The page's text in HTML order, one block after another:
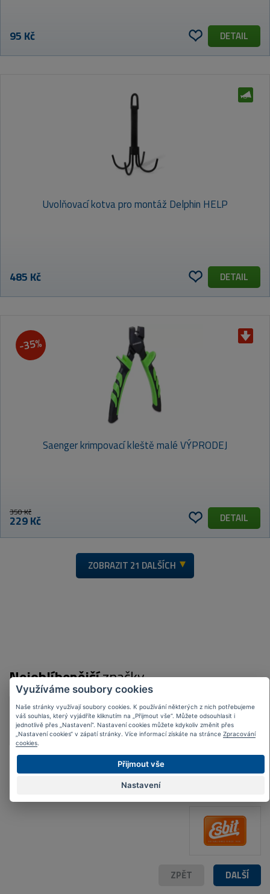
95 Kč DETAIL
Uvolňovací kotva pro montáž Delphin HELP
485 Kč DETAIL
-35%
Saenger krimpovací kleště malé VÝPRODEJ
350 Kč
229 Kč DETAIL
ZOBRAZIT 21 DALŠÍCH
Nejoblíbenějšíznačky
DALŠÍ
ZPĚT
Využíváme soubory cookies
Naše stránky využívají soubory cookies. K používání některých z nich potřebujeme
váš souhlas, který vyjádříte kliknutím na „Přijmout vše“. Můžete odsouhlasit i
jednotlivě přes „Nastavení“. Nastavení cookies můžete kdykoliv změnit přes
„Nastavení cookies“ v zápatí stránky. Více informací získáte na stránce Zpracování
cookies
Přijmout vše
Nastavení